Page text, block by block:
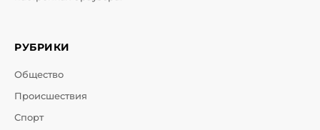
РУБРИКИ
Общество
Происшествия
Спорт